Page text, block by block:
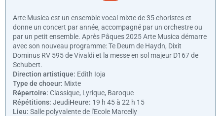
Arte Musica est un ensemble vocal mixte de 35 choristes et
donne un concert par année, accompagné par un orchestre ou
par un petit ensemble. Après Pâques 2025 Arte Musica démarre
avec son nouveau programme: Te Deum de Haydn, Dixit
Dominus RV 595 de Vivaldi et la messe en sol majeur D167 de
Schubert.
Direction artistique: Edith Ioja
Type de choeur: Mixte
Répertoire: Classique, Lyrique, Baroque
Répétitions: JeudiHeure: 19 h 45 à 22 h 15
Lieu: Salle polyvalente de l'Ecole Marcelly